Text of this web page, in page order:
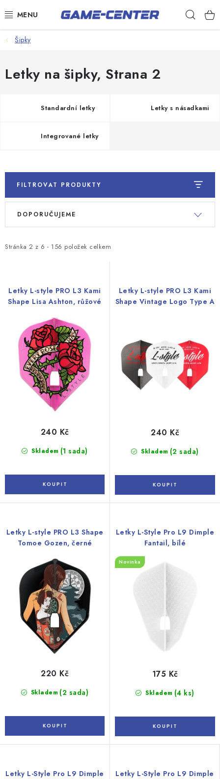
na
Šipky
Poker
Dárkové poukazy
Kontakty
Šipky
Letky na šipky, Strana 2
Standardní letky Letky s násadkami
Integrované letky
FILTROVAT PRODUKTY
V
i
r
o
Stránka 2 z 6 - 156 položek celkem
Ř
e
p
r
DOPORUČUJEME
Letky L-style PRO L3 Kami
Shape Lisa Ashton, růžové
Skladem (1 sada)
240 Kč
Letky L-style PRO L3 Kami
Shape Vintage Logo Type A
Skladem (2 sada)
240 Kč
Letky L-style PRO L3 Shape
Tomoe Gozen, černé
Skladem (2 sada)
220 Kč
Letky L-Style Pro L9 Dimple
Fantail, bílé
Novinka
Skladem (4 ks)
175 Kč
Letky L-Style Pro L9 Dimple
Letky L-Style Pro L9 Dimple